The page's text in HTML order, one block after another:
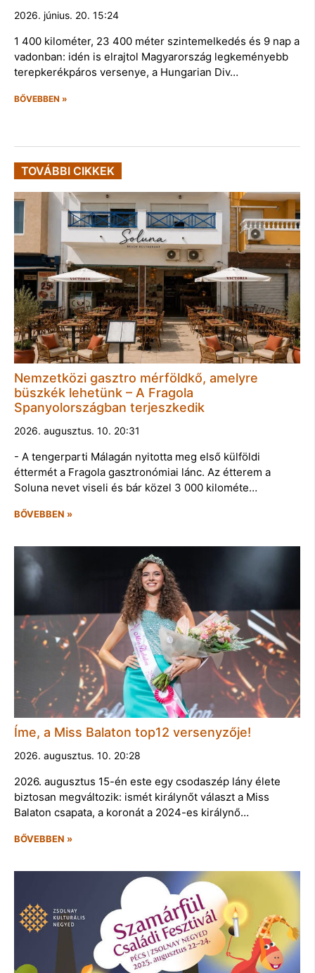
2026. június. 20. 15:24
1 400 kilométer, 23 400 méter szintemelkedés és 9 nap a
vadonban: idén is elrajtol Magyarország legkeményebb
terepkerékpáros versenye, a Hungarian Div…
BŐVEBBEN »
TOVÁBBI CIKKEK
Nemzetközi gasztro mérföldkő, amelyre
büszkék lehetünk – A Fragola
Spanyolországban terjeszkedik
2026. augusztus. 10. 20:31
- A tengerparti Málagán nyitotta meg első külföldi
éttermét a Fragola gasztronómiai lánc. Az étterem a
Soluna nevet viseli és bár közel 3 000 kilométe…
BŐVEBBEN »
Íme, a Miss Balaton top12 versenyzője!
2026. augusztus. 10. 20:28
2026. augusztus 15-én este egy csodaszép lány élete
biztosan megváltozik: ismét királynőt választ a Miss
Balaton csapata, a koronát a 2024-es királynő…
BŐVEBBEN »